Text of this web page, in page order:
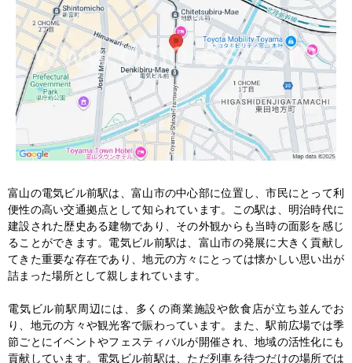
富山の電気ビル前駅は、富山市の中心部に位置し、市民にとって利
便性の高い交通拠点として知られています。この駅は、明治時代に
建設された歴史ある建物であり、その外観からも当時の面影を感じ
ることができます。電気ビル前駅は、富山市の発展に大きく貢献し
てきた重要な存在であり、地元の方々にとっては懐かしい思い出が
詰まった場所として親しまれています。
電気ビル前駅周辺には、多くの商業施設や飲食店が立ち並んでお
り、地元の方々や観光客で賑わっています。また、駅前広場では季
節ごとにイベントやフェスティバルが開催され、地域の活性化にも
貢献しています。電気ビル前駅は、ただ列車を待つだけの場所では